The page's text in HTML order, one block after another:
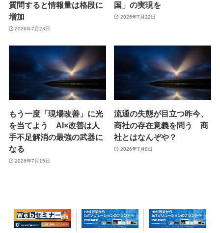
質問すると情報量は格段に
増加
2026年7月23日
国」の実現を
2026年7月22日
もう一度「現場改善」に光
を当てよう AI×改善は人
手不足解消の最強の武器に
なる
2026年7月15日
流通の失態が目立つ昨今、
商社の存在意義を問う 商
社とはなんぞや？
2026年7月8日